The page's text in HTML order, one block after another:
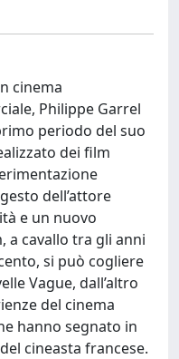
cinema
Philippe Garrel
periodo del suo
dei film
dell’attore
e un nuovo
a cavallo tra gli anni
si può cogliere
Vague, dall’altro
del cinema
hanno segnato in
cineasta francese.